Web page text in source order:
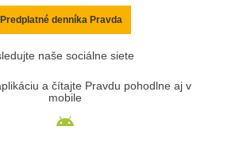
Predplatné denníka Pravda
naše sociálne siete
a čítajte Pravdu pohodlne aj v
mobile